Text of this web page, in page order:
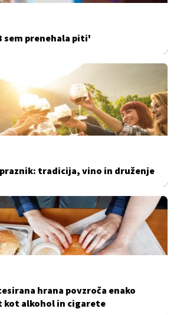
sem prenehala piti'
tradicija, vino in druženje
hrana povzroča enako
kot alkohol in cigarete